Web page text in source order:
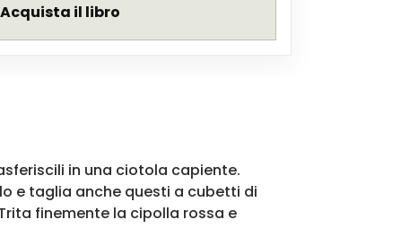
Acquista il libro
in una ciotola capiente.
e taglia anche questi a cubetti di
finemente la cipolla rossa e